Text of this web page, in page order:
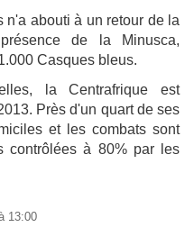
n'a abouti à un retour de la
de la Minusca,
Casques bleus.
la Centrafrique est
Près d'un quart de ses
et les combats sont
contrôlées à 80% par les
13:00